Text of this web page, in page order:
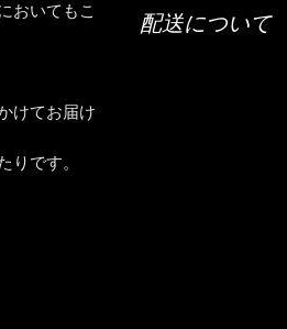
おいてもこ
けてお届け
りです。
「ご希望の彫刻内容
配送について